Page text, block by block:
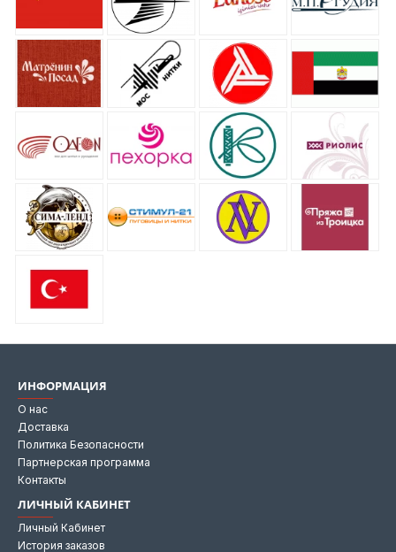
ИНФОРМАЦИЯ
О нас
Доставка
Политика Безопасности
Партнерская программа
Контакты
ЛИЧНЫЙ КАБИНЕТ
Личный Кабинет
История заказов